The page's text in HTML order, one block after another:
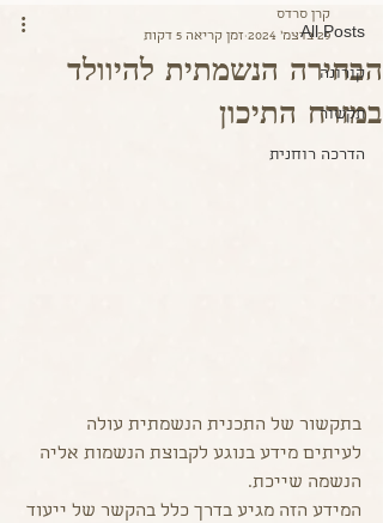
All Posts
קורונה
תקשור
הדרכה רוחנית
הבחירה הנשמתית להיוולד
במזרח התיכון
קרן סרדס
29 בדצמ׳ 2024
זמן קריאה 5 דקות
בתקשור של התכנית הנשמתית עולה
לעיתים מידע בנוגע לקבוצת הנשמות אליה
הנשמה שייכת.
המידע הזה מגיע בדרך כלל בהקשר של ייעוד